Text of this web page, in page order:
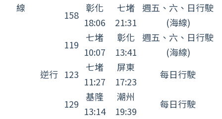
線
158
彰化
18:06
七堵
21:31
週五、六、日行駛
(海線)
逆行
119
七堵
10:07
彰化
13:41
週五、六、日行駛
(海線)
123
七堵
11:27
屏東
17:23
每日行駛
129
基隆
13:14
潮州
19:39
每日行駛